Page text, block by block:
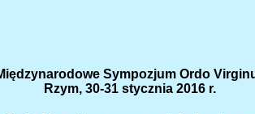
Sympozjum Ordo
Rzym, 30-31 stycznia 2016 r.